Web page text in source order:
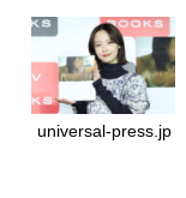
universal-press.jp